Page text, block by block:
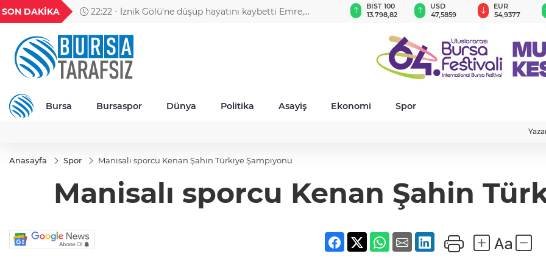
SON DAKİKA
22:22 - İznik Gölü'ne düşüp hayatını kaybetti Emre,
18,1973
TND
16,2298
BGN
28,0626
VND
0,0018
6.485,97
BIST 100
13.798,82
USD
47,5859
EUR
54,9377
Bursa Bursaspor Dünya Politika Asayiş Ekonomi Spor
Anasayfa Spor Manisalı sporcu Kenan Şahin Türkiye Şampiyonu
Manisalı sporcu Kenan Şahin